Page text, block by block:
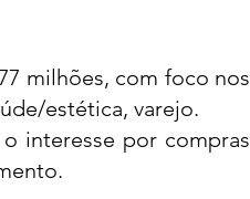
milhões, com foco nos
estética, varejo.
interesse por compras